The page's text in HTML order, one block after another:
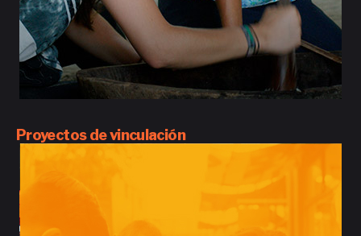
Proyectos de vinculación